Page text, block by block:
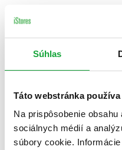
Súhlas
Táto webstránka
Na prispôsobenie
sociálnych médií a
súbory cookie.